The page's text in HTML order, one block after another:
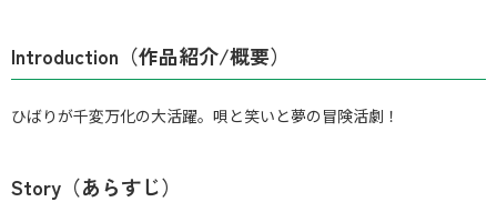
Introduction（作品紹介/概要）
ひばりが千変万化の大活躍。唄と笑いと夢の冒険活劇！
Story（あらすじ）